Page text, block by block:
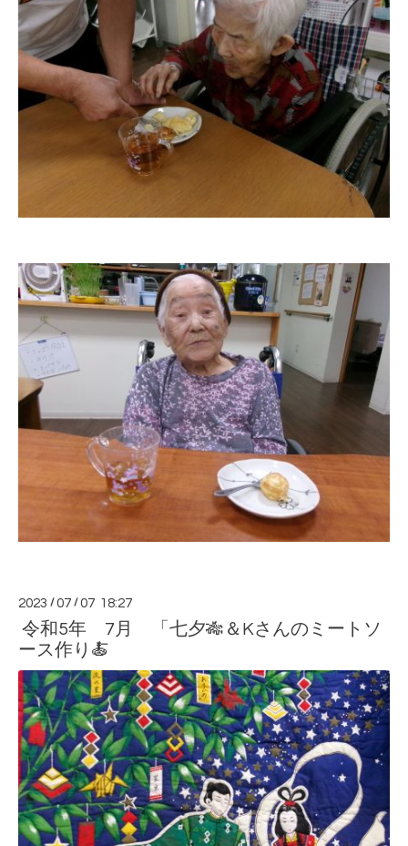
2023 /07 /07 18:27
令和5年 7月 「七夕🎋＆Kさんのミートソ
ース作り🍝